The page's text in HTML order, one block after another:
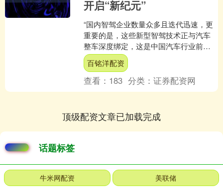
开启“新纪元”
“国内智驾企业数量众多且迭代迅速，更
重要的是，这些新型智驾技术正与汽车
整车深度绑定，这是中国汽车行业前沿
技术创新的显著特点。”中国电动汽车百
人会副理事长兼秘书长....
百铭洋配资
查看： 183 分类：证券配资网
顶级配资文章已加载完成
话题标签
牛米网配资 美联储